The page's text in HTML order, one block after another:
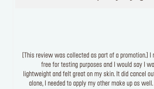
[This review was collected as part of a promotion.] I
free for testing purposes and I would say I
lightweight and felt great on my skin. It did cancel
alone, I needed to apply my other make up as